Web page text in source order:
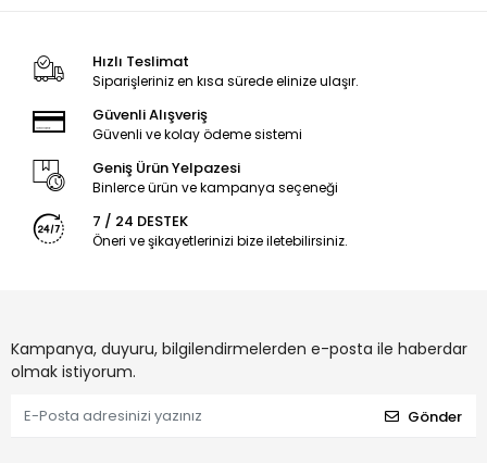
Hızlı Teslimat
Siparişleriniz en kısa sürede elinize ulaşır.
Güvenli Alışveriş
Güvenli ve kolay ödeme sistemi
Geniş Ürün Yelpazesi
Binlerce ürün ve kampanya seçeneği
7 / 24 DESTEK
Öneri ve şikayetlerinizi bize iletebilirsiniz.
Kampanya, duyuru, bilgilendirmelerden e-posta ile haberdar
olmak istiyorum.
Gönder